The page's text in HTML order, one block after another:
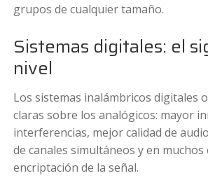
grupos de cualquier tamaño.
Sistemas digitales: el
nivel
Los sistemas inalámbricos digitales
claras sobre los analógicos: mayor
interferencias, mejor calidad de
de canales simultáneos y en muchos
encriptación de la señal.